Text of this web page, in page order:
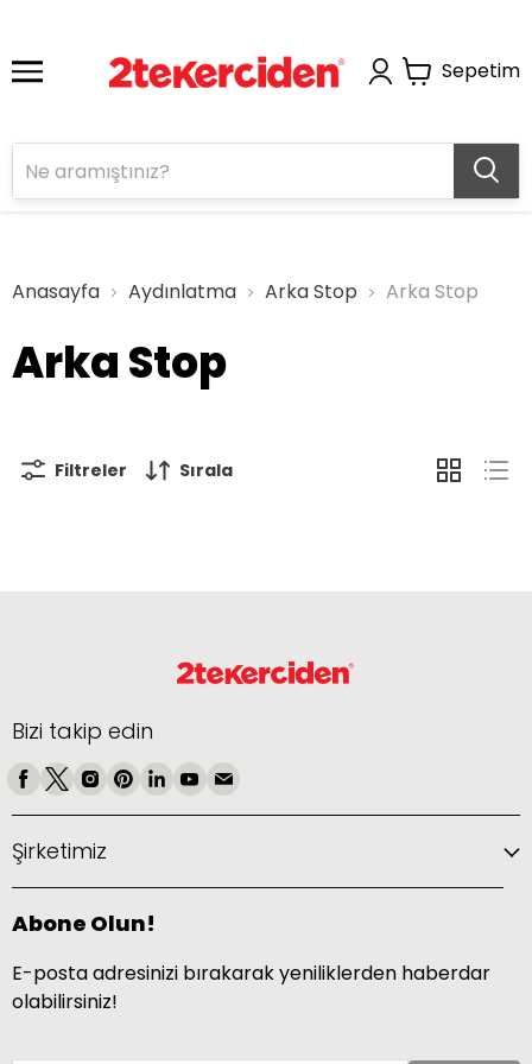
Sepetim
Anasayfa Aydınlatma Arka Stop Arka Stop
Arka Stop
Filtreler Sırala
Bizi takip edin
Şirketimiz
Abone Olun!
E-posta adresinizi bırakarak yeniliklerden haberdar
olabilirsiniz!